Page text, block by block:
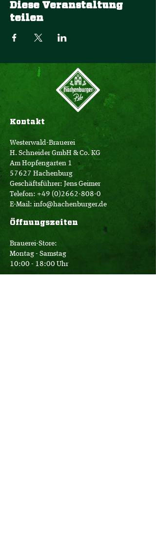
Diese Veranstaltung
teilen
Kontakt
Westerwald-Brauerei
H. Schneider GmbH & Co. KG
Am Hopfengarten 1
57627 Hachenburg
Geschäftsführer: Jens Geimer
Telefon: +49 (0)2662-808-0
E-Mail: info@hachenburger.de
Öffnungszeiten
Brauerei-Store:
Montag - Samstag
10:00 - 18:00 Uhr